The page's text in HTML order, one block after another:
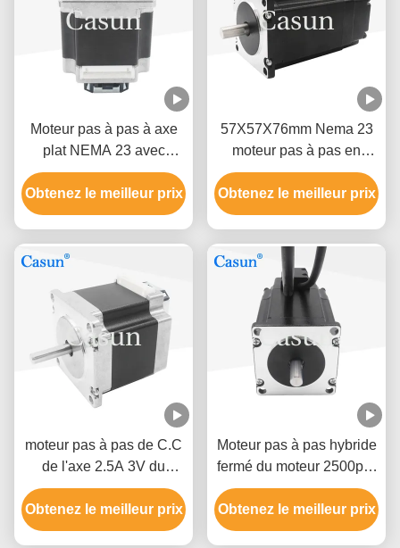
Moteur pas à pas à axe
plat NEMA 23 avec
encodeur 4 phase 3.0V
2.5A pour 3 axes 4 axes
Kit CNC
Obtenez le meilleur prix
57X57X76mm Nema 23
moteur pas à pas en
boucle fermée 1,8 degré
2 phase 2,0Nm avec
fermé
Obtenez le meilleur prix
moteur pas à pas de C.C
de l'axe 2.5A 3V du
moteur 1.2Nm 25mm de
boucle bloquée de la
NEMA 23 de 57X57mm
Obtenez le meilleur prix
Moteur pas à pas hybride
fermé du moteur 2500ppr
de boucle de la NEMA 23
de 2NM 76mm
Obtenez le meilleur prix